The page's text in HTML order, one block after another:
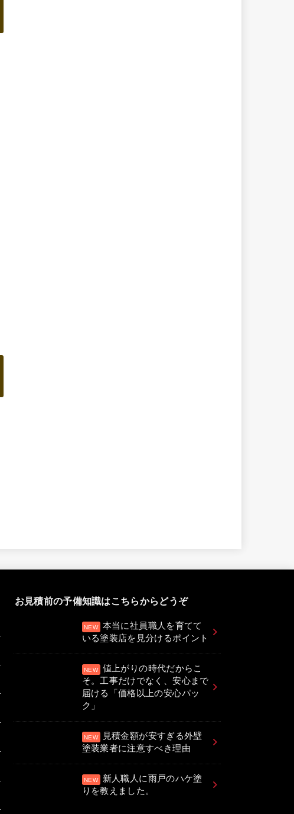
お見積前の予備知識はこちらからどうぞ
本当に社員職人を育てて
いる塗装店を見分けるポイント
値上がりの時代だからこ
そ。工事だけでなく、安心まで
届ける「価格以上の安心パッ
ク」
見積金額が安すぎる外壁
塗装業者に注意すべき理由
新人職人に雨戸のハケ塗
りを教えました。